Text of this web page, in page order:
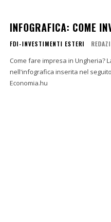
INFOGRAFICA: COME
FDI-INVESTIMENTI ESTERI
Come fare impresa in Ungheria?
nell'infografica inserita nel seguito
Economia.hu